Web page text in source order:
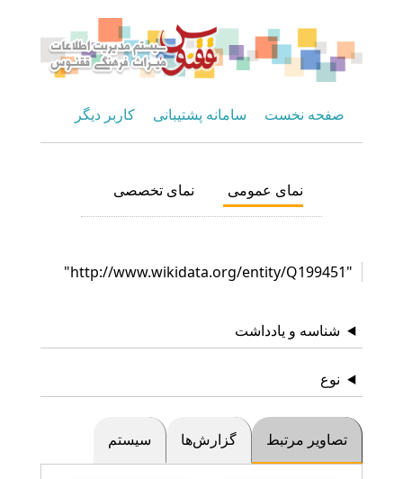
صفحه نخست سامانه پشتیبانی کاربر دیگر
نمای عمومی نمای تخصصی
"http://www.wikidata.org/entity/Q199451"
شناسه و یادداشت
نوع
تصاویر مرتبط گزارش‌ها سیستم